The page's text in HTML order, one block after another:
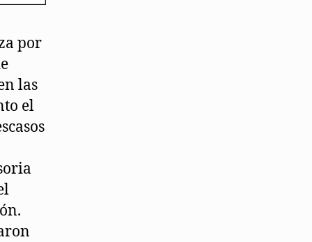
por
las
el